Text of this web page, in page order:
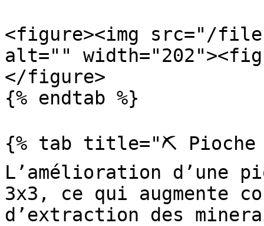
<figure><img src="/
alt=""
</figure>
{% endtab %}
{% tab title="⛏️ Pioche
L’amélioration d’une
3x3, ce qui augmente
d’extraction des